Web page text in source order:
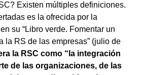
Existen múltiples definiciones.
es la ofrecida por la
su “Libro verde. Fomentar un
la RS de las empresas” (julio de
la RSC como “la integración
de las organizaciones, de las